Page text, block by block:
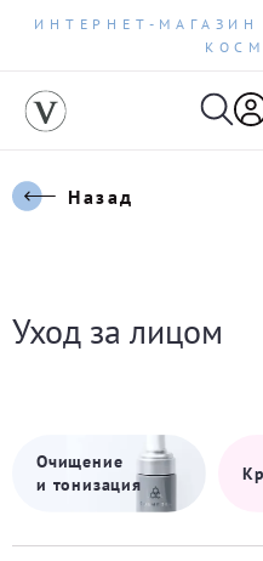
ИНТЕРНЕТ-
Назад
Уход за лицом
Очищение
и тонизация